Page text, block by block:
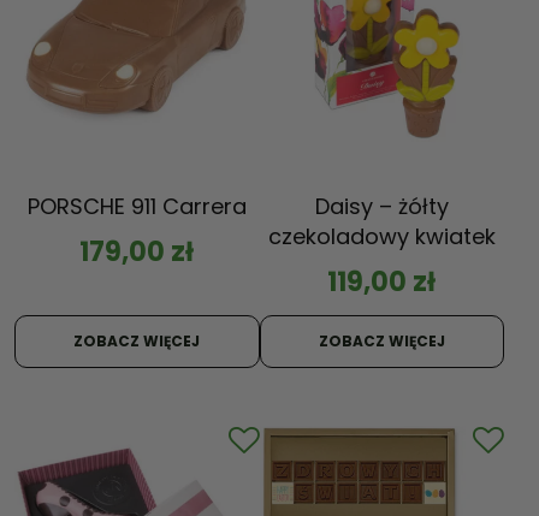
PORSCHE 911 Carrera
179,00 zł
ZOBACZ WIĘCEJ
Daisy – żółty
czekoladowy kwiatek
119,00 zł
ZOBACZ WIĘCEJ